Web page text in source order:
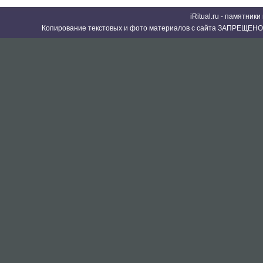
iRitual.ru -
Копирование текстовых и фото материалов с сайта